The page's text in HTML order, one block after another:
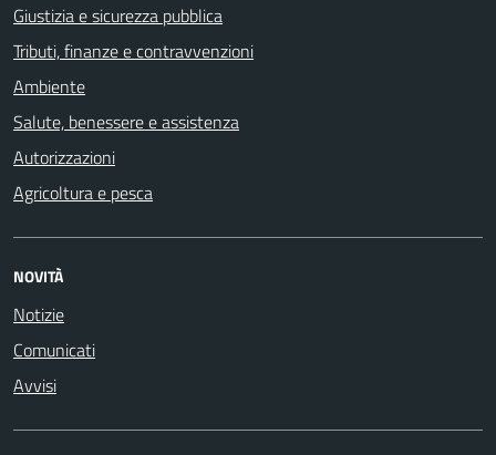
Giustizia e sicurezza pubblica
Tributi, finanze e contravvenzioni
Ambiente
Salute, benessere e assistenza
Autorizzazioni
Agricoltura e pesca
NOVITÀ
Notizie
Comunicati
Avvisi